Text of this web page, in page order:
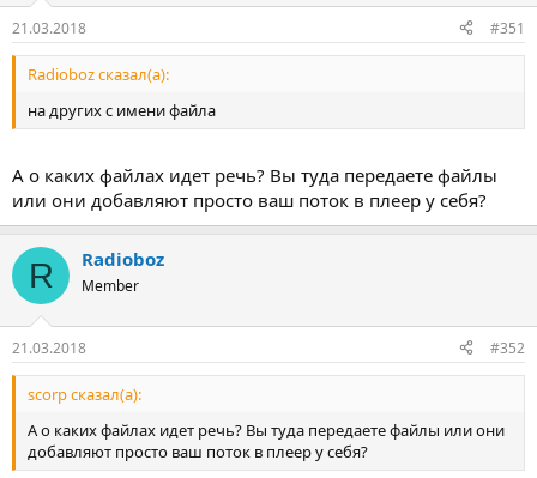
21.03.2018 #351
Radioboz сказал(а):
на других с имени файла
А о каких файлах идет речь? Вы туда передаете файлы
или они добавляют просто ваш поток в плеер у себя?
R Radioboz
Member
21.03.2018 #352
scorp сказал(а):
A о каких файлах идет речь? Вы туда передаете файлы или они
добавляют просто ваш поток в плеер у себя?